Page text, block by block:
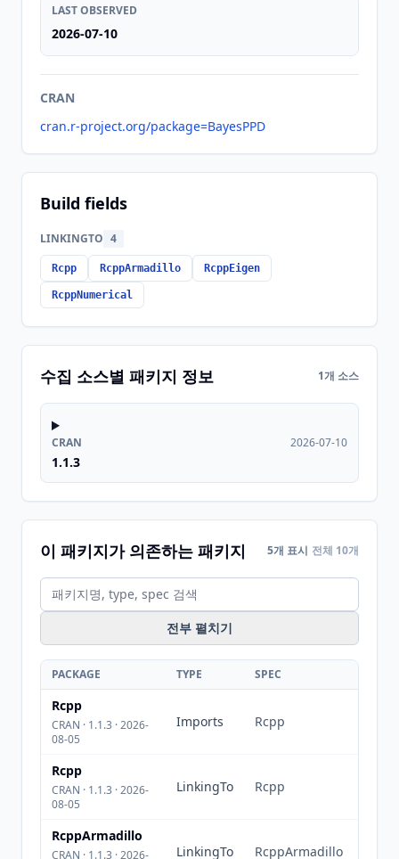
LAST OBSERVED
2026-07-10
CRAN
cran.r-project.org/package=BayesPPD
Build fields
LINKINGTO 4
Rcpp RcppArmadillo RcppEigen
RcppNumerical
수집 소스별 패키지 정보 1개 소스
CRAN
1.1.3
2026-07-10
이 패키지가 의존하는 패키지 5개 표시 전체 10개
전부 펼치기
PACKAGE TYPE SPEC
Rcpp
CRAN · 1.1.3 · 2026-
08-05
Imports Rcpp
Rcpp
CRAN · 1.1.3 · 2026-
08-05
LinkingTo Rcpp
RcppArmadillo
CRAN · 1.1.3 · 2026- LinkingTo RcppArmadillo